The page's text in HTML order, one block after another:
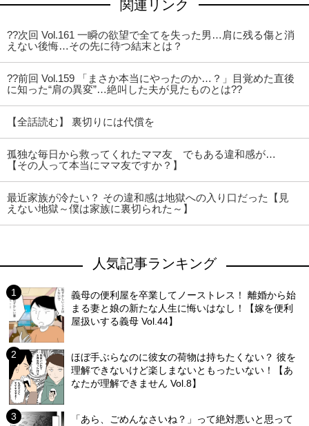
関連リンク
??次回 Vol.161 一瞬の欲望で全てを失った男…肩に残る傷と消
えない後悔…その先に待つ結末とは？
??前回 Vol.159 「まさか本当にやったのか…？」目覚めた直後
に知った“肩の異変”…絶叫した夫が見たものとは??
【全話読む】 裏切りには代償を
孤独な毎日から救ってくれたママ友 でもある違和感が…
【その人って本当にママ友ですか？】
最近家族が冷たい？ その違和感は地獄への入り口だった【見
えない地獄～僕は家族に裏切られた～】
人気記事ランキング
義母の便利屋を卒業してノーストレス！ 離婚から始
まる妻と娘の新たな人生に悔いはなし！【嫁を便利
屋扱いする義母 Vol.44】
ほぼ手ぶらなのに彼女の荷物は持ちたくない？ 彼を
理解できないけど楽しまないともったいない！【あ
なたが理解できません Vol.8】
「あら、ごめんなさいね？」って絶対悪いと思って